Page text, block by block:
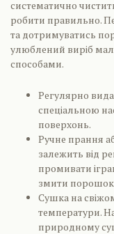
систематично
робити правильно.
та дотримуватись
улюблений виріб
способами.
Регулярно
спеціальною
поверхонь.
Ручне прання
залежить від
промивати
змити
Сушка на
температури.
природному